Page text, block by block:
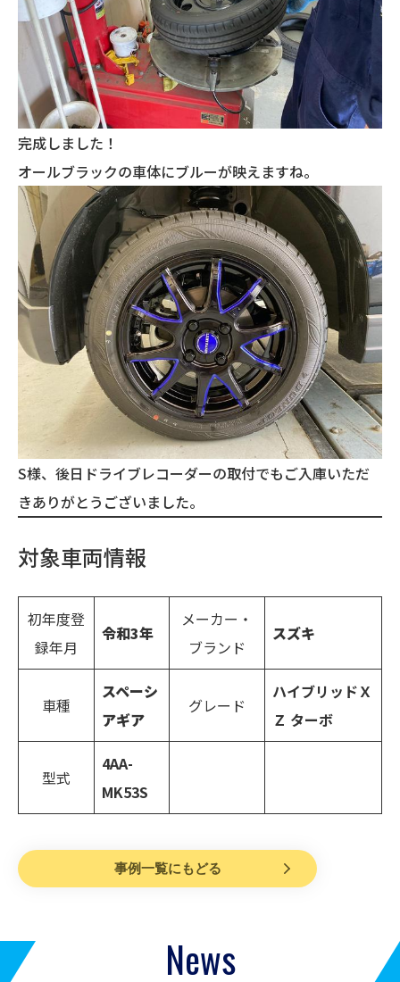
完成しました！
オールブラックの車体にブルーが映えますね。
S様、後日ドライブレコーダーの取付でもご入庫いただ
きありがとうございました。
対象車両情報
初年度登
録年月
令和3年
メーカー・
ブランド
スズキ
車種
スペーシ
アギア
グレード
ハイブリッドＸ
Ｚ ターボ
型式
4AA-
MK53S
事例一覧にもどる
News